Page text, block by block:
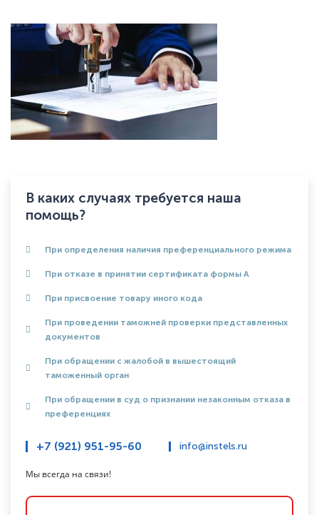
В каких случаях требуется наша
помощь?
При определения наличия преференциального режима
При отказе в принятии сертификата формы А
При присвоение товару иного кода
При проведении таможней проверки представленных
документов
При обращении с жалобой в вышестоящий
таможенный орган
При обращении в суд о признании незаконным отказа в
преференциях
+7 (921) 951-95-60 info@instels.ru
Мы всегда на связи!